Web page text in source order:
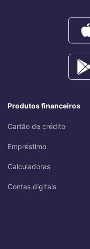
Produtos financeiros
Cartão de crédito
Empréstimo
Calculadoras
Contas digitais